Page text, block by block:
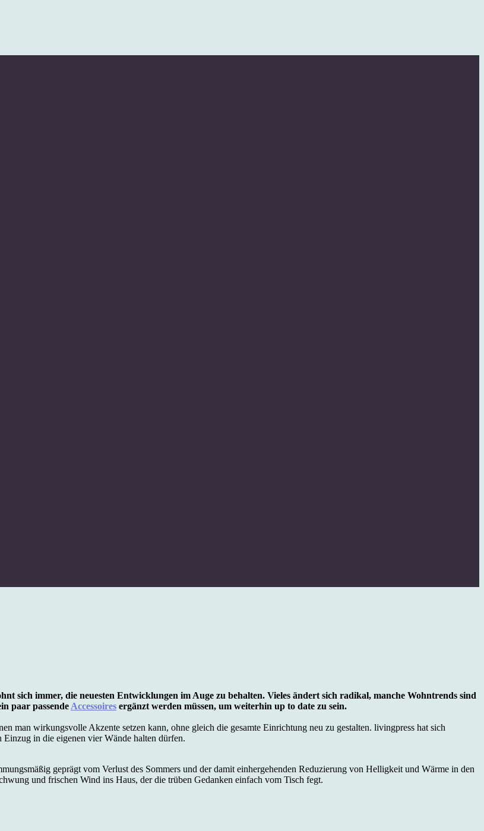
sich immer, die neuesten Entwicklungen im Auge zu behalten. Vieles ändert sich radikal, manche Wohntrends sind
paar passende Accessoires ergänzt werden müssen, um weiterhin up to date zu sein.
man wirkungsvolle Akzente setzen kann, ohne gleich die gesamte Einrichtung neu zu gestalten. livingpress hat sich
Einzug in die eigenen vier Wände halten dürfen.
geprägt vom Verlust des Sommers und der damit einhergehenden Reduzierung von Helligkeit und Wärme in den
und frischen Wind ins Haus, der die trüben Gedanken einfach vom Tisch fegt.